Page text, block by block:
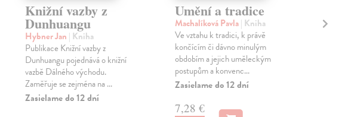
Knižní vazby z
Dunhuangu
Hybner Jan | Kniha
Publikace Knižní vazby z
Dunhuangu pojednává o knižní
vazbě Dálného východu.
Zaměřuje se zejména na ...
Zasielame do 12 dní
Umění a tradice
Machalíková Pavla| Kniha
Ve vztahu k tradici, k právě
končícím či dávno minulým
obdobím a jejich uměleckým
postupům a konvenc...
Zasielame do 12 dní
7,28 €